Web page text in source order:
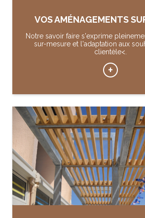
VOS AMÉNAGEMENTS
Notre savoir faire s'exprime
sur-mesure et l'adaptation aux
clientèle<.